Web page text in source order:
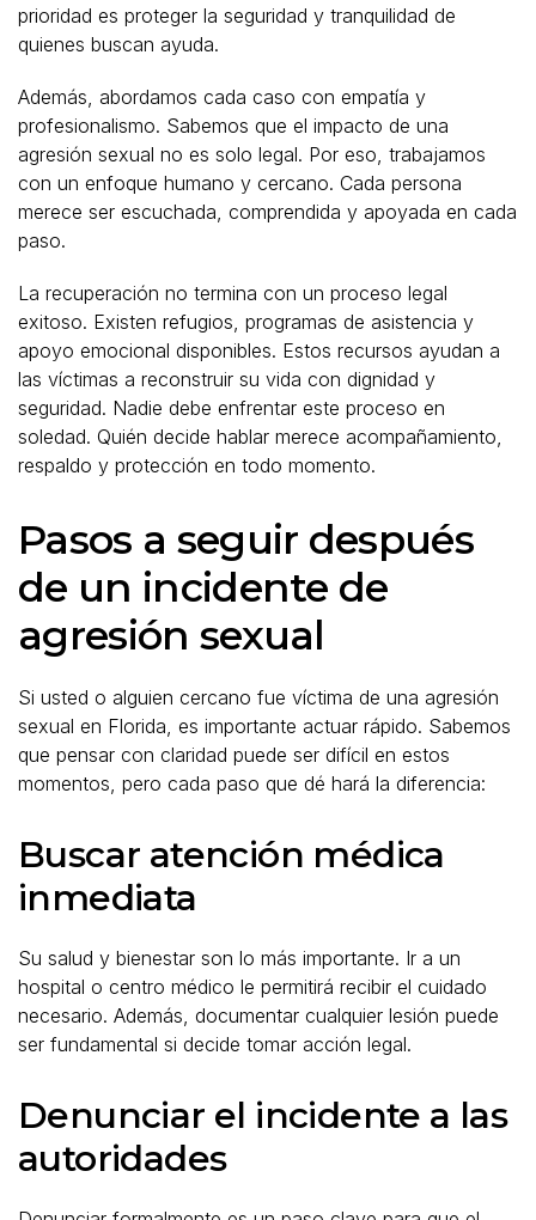
prioridad es proteger la seguridad y tranquilidad de
quienes buscan ayuda.
Además, abordamos cada caso con empatía y
profesionalismo. Sabemos que el impacto de una
agresión sexual no es solo legal. Por eso, trabajamos
con un enfoque humano y cercano. Cada persona
merece ser escuchada, comprendida y apoyada en cada
paso.
La recuperación no termina con un proceso legal
exitoso. Existen refugios, programas de asistencia y
apoyo emocional disponibles. Estos recursos ayudan a
las víctimas a reconstruir su vida con dignidad y
seguridad. Nadie debe enfrentar este proceso en
soledad. Quién decide hablar merece acompañamiento,
respaldo y protección en todo momento.
Pasos a seguir después
de un incidente de
agresión sexual
Si usted o alguien cercano fue víctima de una agresión
sexual en Florida, es importante actuar rápido. Sabemos
que pensar con claridad puede ser difícil en estos
momentos, pero cada paso que dé hará la diferencia:
Buscar atención médica
inmediata
Su salud y bienestar son lo más importante. Ir a un
hospital o centro médico le permitirá recibir el cuidado
necesario. Además, documentar cualquier lesión puede
ser fundamental si decide tomar acción legal.
Denunciar el incidente a las
autoridades